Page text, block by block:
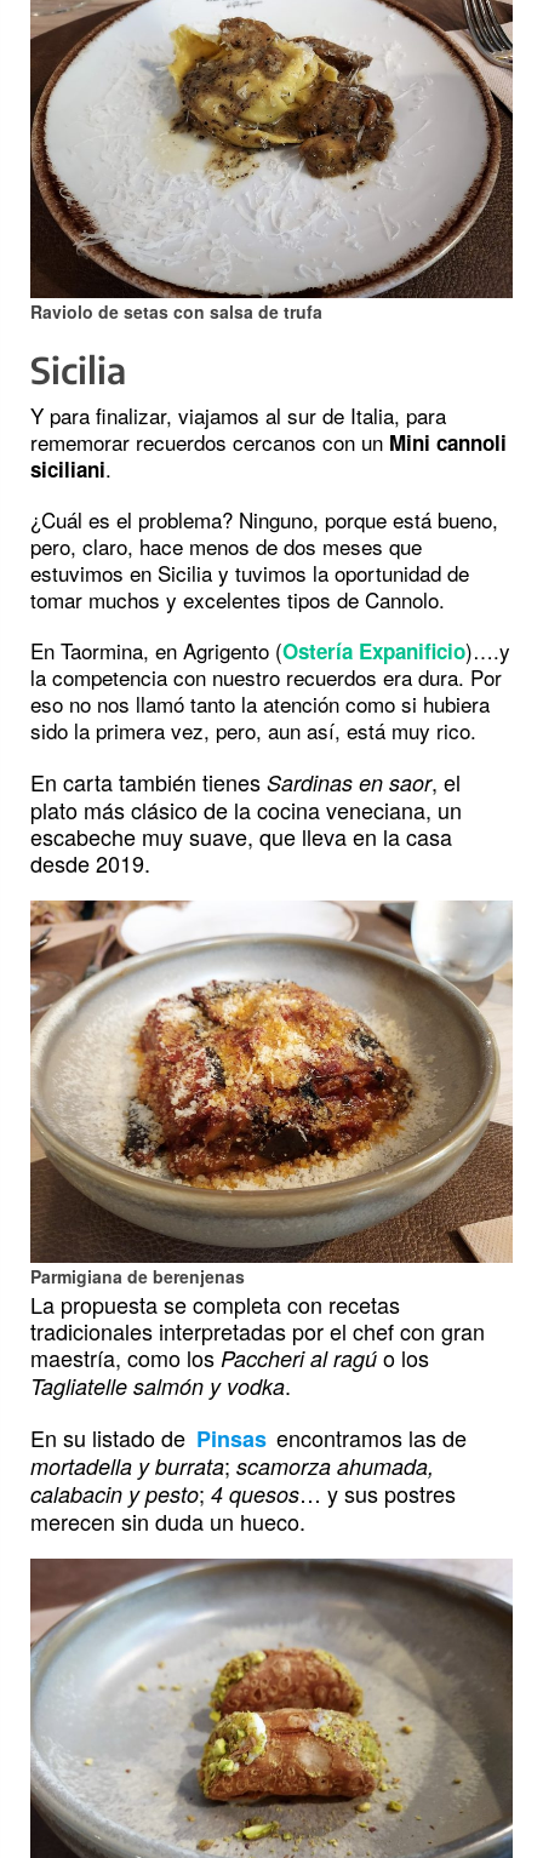
Raviolo de setas con salsa de trufa
Sicilia
Y para finalizar, viajamos al sur de Italia, para
rememorar recuerdos cercanos con un Mini cannoli
siciliani.
¿Cuál es el problema? Ninguno, porque está bueno,
pero, claro, hace menos de dos meses que
estuvimos en Sicilia y tuvimos la oportunidad de
tomar muchos y excelentes tipos de Cannolo.
En Taormina, en Agrigento (Ostería Expanificio)….y
la competencia con nuestro recuerdos era dura. Por
eso no nos llamó tanto la atención como si hubiera
sido la primera vez, pero, aun así, está muy rico.
En carta también tienes Sardinas en saor, el
plato más clásico de la cocina veneciana, un
escabeche muy suave, que lleva en la casa
desde 2019.
Parmigiana de berenjenas
La propuesta se completa con recetas
tradicionales interpretadas por el chef con gran
maestría, como los Paccheri al ragú o los
Tagliatelle salmón y vodka.
En su listado de Pinsas encontramos las de
mortadella y burrata; scamorza ahumada,
calabacin y pesto; 4 quesos… y sus postres
merecen sin duda un hueco.